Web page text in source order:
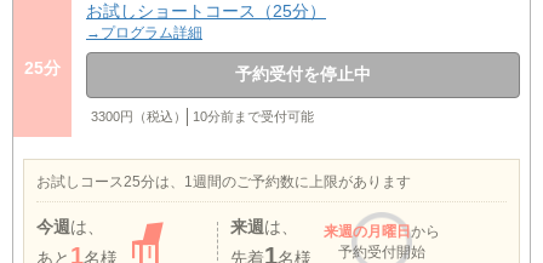
25分
お試しショートコース（25分）
→プログラム詳細
予約受付を停止中
3300円（税込） 10分前まで受付可能
お試しコース25分は、1週間のご予約数に上限があります
今週 は、
あと 1名様
来週 は、
先着1名様
来週の月曜日から
予約受付開始